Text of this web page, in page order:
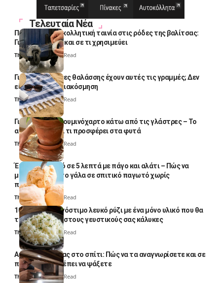
Τελευταία Νέα
Πολλοί βάζουν κολλητική ταινία στις ρόδες της βαλίτσας:
Γιατί το κάνουν και σε τι χρησιμεύει
Thali Ombre4 Min Read
Γιατί οι πετσέτες θαλάσσης έχουν αυτές τις γραμμές; Δεν
είναι μόνο για διακόσμηση
Thali Ombre5 Min Read
Γιατί βάζουν αλουμινόχαρτο κάτω από τις γλάστρες – Το
απλό κόλπο και τι προσφέρει στα φυτά
Thali Ombre4 Min Read
Έτοιμο παγωτό σε 5 λεπτά με πάγο και αλάτι – Πώς να
μετατρέψετε το γάλα σε σπιτικό παγωτό χωρίς
παγωτομηχανή
Thali Ombre 4 Min Read
10 φορές ποιο νόστιμο λευκό ρύζι με ένα μόνο υλικό που θα
το απογειώσει στους γευστικούς σας κάλυκες
Thali Ombre4 Min Read
Αυγά κατσαρίδας στο σπίτι: Πώς να τα αναγνωρίσετε και σε
ποια σημεία πρέπει να ψάξετε
Thali Ombre4 Min Read